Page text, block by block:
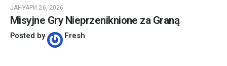
ЈАНУАРИ 26, 2026
Misyjne Gry Nieprzeniknione za Graną
Posted by Fresh